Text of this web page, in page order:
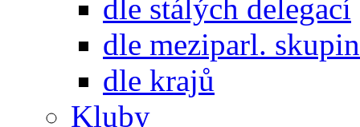
dle stálých delegací
dle meziparl. skupin
dle krajů
Kluby